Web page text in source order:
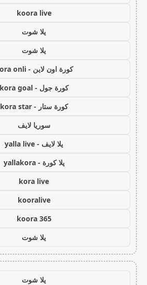
koora live
يلا شوت
يلا شوت
كورة اون لاين - kora onli
كورة جول - kora goal
كورة ستار - kora star
سوريا لايف
يلا لايف - yalla live
يلا كورة - yallakora
kora live
kooralive
koora 365
يلا شوت
يلا شوت